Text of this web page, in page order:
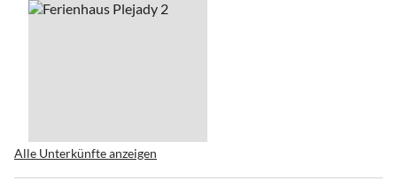
Alle Unterkünfte anzeigen